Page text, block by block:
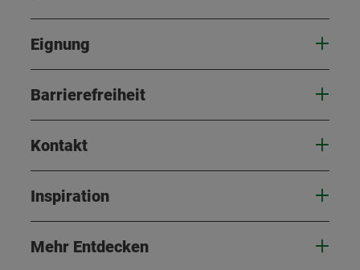
Eignung
Barrierefreiheit
Kontakt
Inspiration
Mehr Entdecken